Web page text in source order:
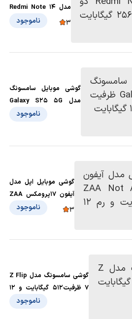
مدل Redmi Note 14
Pro 5G دو سیم کارت
3 ناموجود
گوشی موبایل سامسونگ
مدل Galaxy S25 5G
ناموجود
گوشی موبایل اپل مدل
آیفون 17پرومکس ZAA
Not Active ظرفیت 512
3 ناموجود
گوشی سامسونگ مدل Z Flip
7 ظرفیت512 گیگابایت و 12
ناموجود